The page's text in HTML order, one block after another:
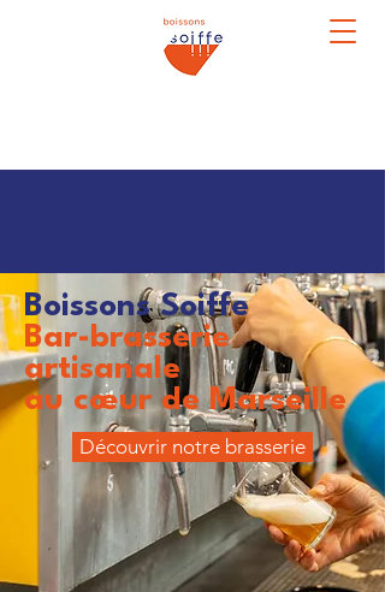
Boissons Soiffe
Bar-brasserie
artisanale
au cœur de Marseille
Découvrir notre brasserie